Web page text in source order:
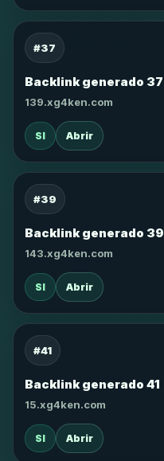
#37
Backlink generado 37
139.xg4ken.com
SI Abrir
#39
Backlink generado 39
143.xg4ken.com
SI Abrir
#41
Backlink generado 41
15.xg4ken.com
SI Abrir